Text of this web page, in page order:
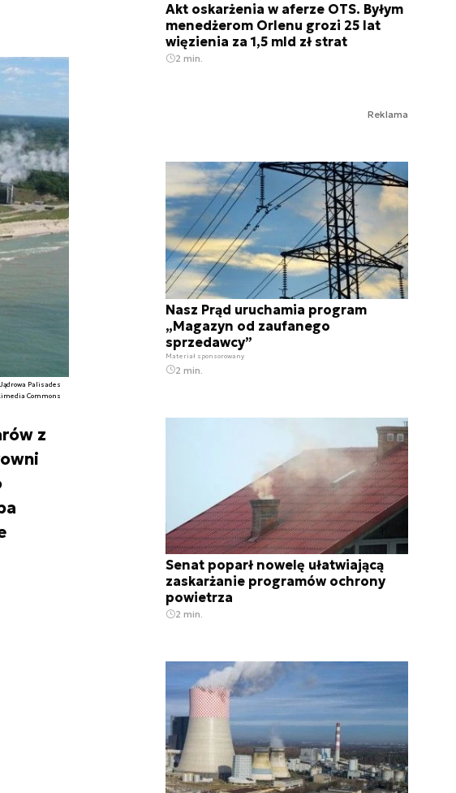
Palisades
Commons
z
Akt oskarżenia w aferze OTS. Byłym
menedżerom Orlenu grozi 25 lat
więzienia za 1,5 mld zł strat
2 min.
Reklama
Nasz Prąd uruchamia program
„Magazyn od zaufanego
sprzedawcy”
Materiał sponsorowany
2 min.
Senat poparł nowelę ułatwiającą
zaskarżanie programów ochrony
powietrza
2 min.